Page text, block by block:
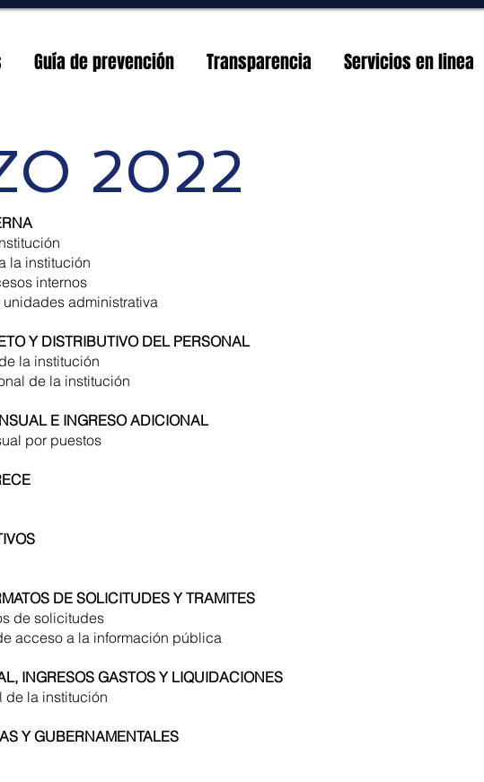
Guía de prevención Transparencia Servicios en linea
2022
la institución
internos
administrativa
Y DISTRIBUTIVO DEL PERSONAL
la institución
de la institución
E INGRESO ADICIONAL
por puestos
DE SOLICITUDES Y TRAMITES
de solicitudes
acceso a la información pública
INGRESOS GASTOS Y LIQUIDACIONES
de la institución
Y GUBERNAMENTALES